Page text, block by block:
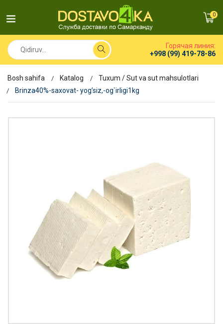
0
Горячая линия:
+998 (99) 419-78-86
Bosh sahifa Katalog
Tuxum / Sut va sut mahsulotlari
Brinza40%-saxovat- yog’siz,-og`irligi1kg